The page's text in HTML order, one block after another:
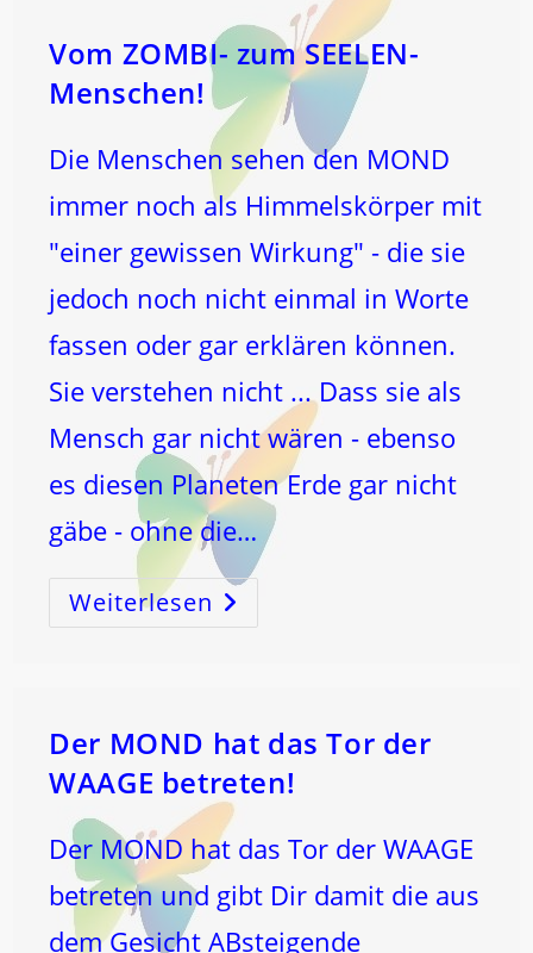
Die
Krankheit,
Den
Mangel,
Depression,
Die
Unterdrückung
Verfallen
Ist
…
Vom ZOMBI- zum SEELEN-
Menschen!
Die Menschen sehen den MOND
immer noch als Himmelskörper mit
"einer gewissen Wirkung" - die sie
jedoch noch nicht einmal in Worte
fassen oder gar erklären können.
Sie verstehen nicht ... Dass sie als
Mensch gar nicht wären - ebenso
es diesen Planeten Erde gar nicht
gäbe - ohne die…
Weiterlesen Vom
ZOMBI-
Zum
Der MOND hat das Tor der
WAAGE betreten!
Der MOND hat das Tor der WAAGE
betreten und gibt Dir damit die aus
dem Gesicht ABsteigende